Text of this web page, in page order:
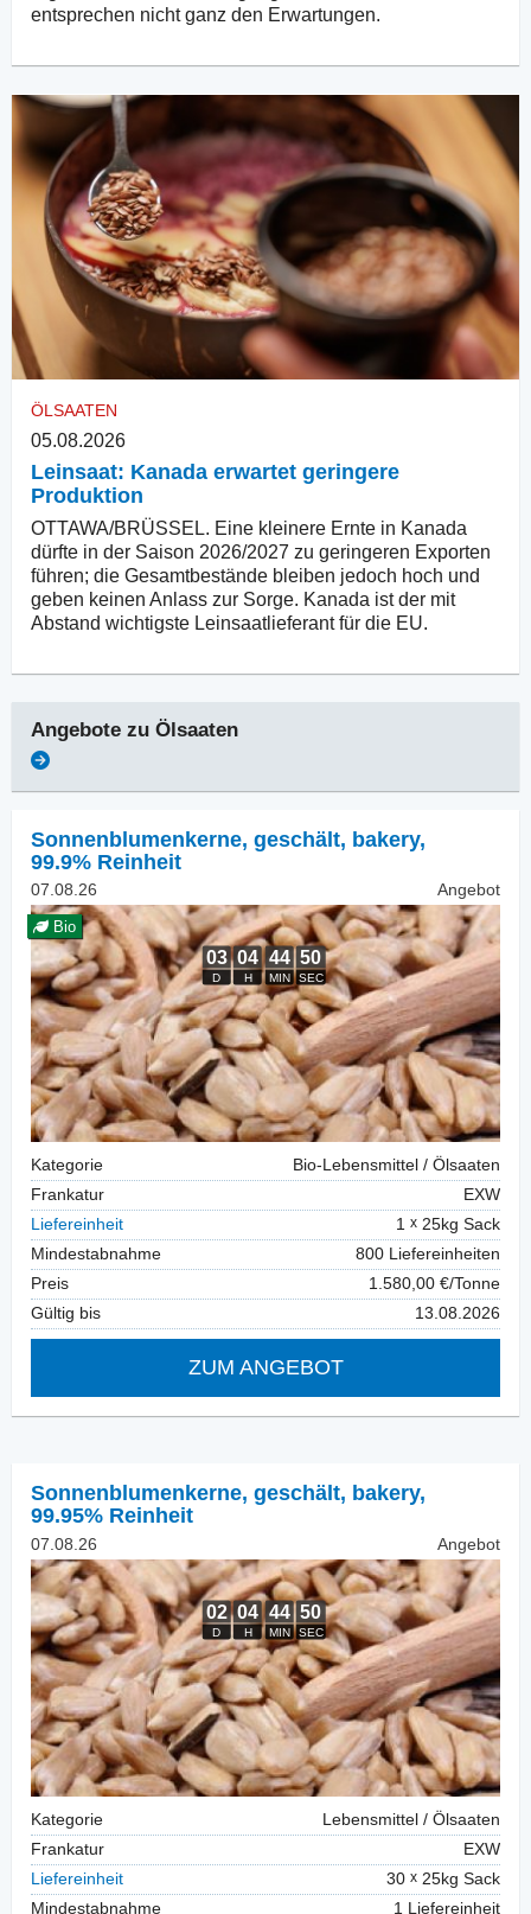
entsprechen nicht ganz den Erwartungen.
ÖLSAATEN
05.08.2026
Leinsaat: Kanada erwartet geringere
Produktion
OTTAWA/BRÜSSEL. Eine kleinere Ernte in Kanada
dürfte in der Saison 2026/2027 zu geringeren Exporten
führen; die Gesamtbestände bleiben jedoch hoch und
geben keinen Anlass zur Sorge. Kanada ist der mit
Abstand wichtigste Leinsaatlieferant für die EU.
Angebote zu Ölsaaten
Sonnenblumenkerne, geschält, bakery,
99.9% Reinheit
07.08.26 Angebot
Bio
Kategorie
Bio-Lebensmittel / Ölsaaten
Frankatur
EXW
Liefereinheit
1
25kg Sack
Mindestabnahme
800 Liefereinheiten
Preis
1.580,00 €/Tonne
Gültig bis
13.08.2026
ZUM ANGEBOT
Sonnenblumenkerne, geschält, bakery,
99.95% Reinheit
07.08.26 Angebot
Kategorie
Lebensmittel / Ölsaaten
Frankatur
EXW
Liefereinheit
30
25kg Sack
Mindestabnahme
1 Liefereinheit